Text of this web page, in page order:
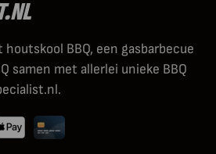
BBQ, een gasbarbecue
samen met allerlei unieke BBQ